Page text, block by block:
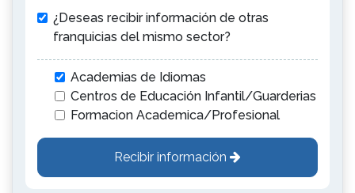
¿Deseas recibir información de otras
franquicias del mismo sector?
Academias de Idiomas
Centros de Educación Infantil/Guarderias
Formacion Academica/Profesional
Recibir información